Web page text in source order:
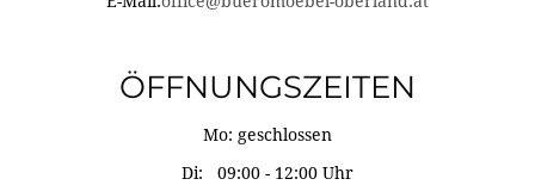
ÖFFNUNGSZEITEN
Mo: geschlossen
Di: 09:00 - 12:00 Uhr